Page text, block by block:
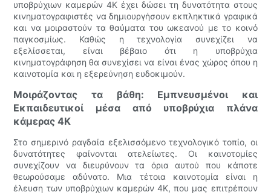
υποβρύχιων καμερών 4K έχει δώσει τη δυνατότητα στους
κινηματογραφιστές να δημιουργήσουν εκπληκτικά γραφικά
και να μοιραστούν τα θαύματα του ωκεανού με το κοινό
παγκοσμίως. Καθώς η τεχνολογία συνεχίζει να
εξελίσσεται, είναι βέβαιο ότι η υποβρύχια
κινηματογράφηση θα συνεχίσει να είναι ένας χώρος όπου η
καινοτομία και η εξερεύνηση ευδοκιμούν.
Μοιράζοντας τα βάθη: Εμπνευσμένοι και
Εκπαιδευτικοί μέσα από υποβρύχια πλάνα
κάμερας 4K
Στο σημερινό ραγδαία εξελισσόμενο τεχνολογικό τοπίο, οι
δυνατότητες φαίνονται ατελείωτες. Οι καινοτομίες
συνεχίζουν να διευρύνουν τα όρια αυτού που κάποτε
θεωρούσαμε αδύνατο. Μια τέτοια καινοτομία είναι η
έλευση των υποβρύχιων καμερών 4K, που μας επιτρέπουν